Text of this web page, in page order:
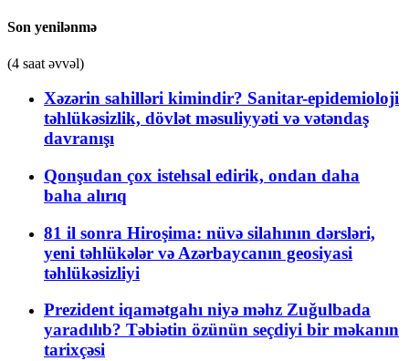
Son yenilənmə
(4 saat əvvəl)
Xəzərin sahilləri kimindir? Sanitar-epidemioloji
təhlükəsizlik, dövlət məsuliyyəti və vətəndaş
davranışı
Qonşudan çox istehsal edirik, ondan daha
baha alırıq
81 il sonra Hiroşima: nüvə silahının dərsləri,
yeni təhlükələr və Azərbaycanın geosiyasi
təhlükəsizliyi
Prezident iqamətgahı niyə məhz Zuğulbada
yaradılıb? Təbiətin özünün seçdiyi bir məkanın
tarixçəsi